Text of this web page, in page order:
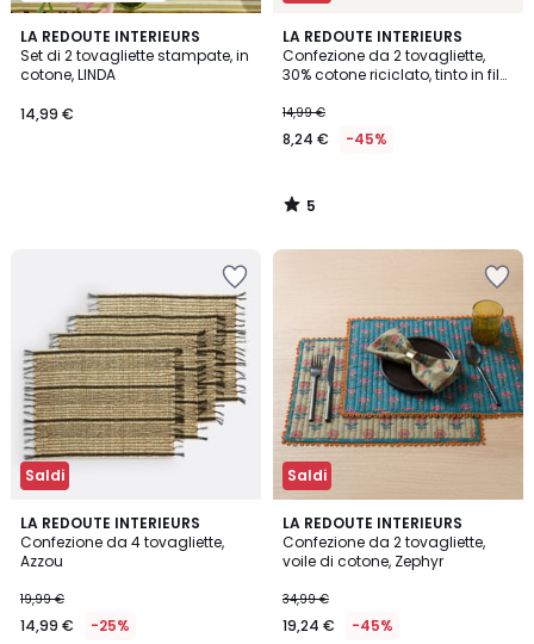
LA REDOUTE INTERIEURS
Set di 2 tovagliette stampate, in
cotone, LINDA
14,99 €
LA REDOUTE INTERIEURS
Confezione da 2 tovagliette,
30% cotone riciclato, tinto in filo,
14,99 €
8,24 € -45%
5
/
5
5
/
Saldi
LA REDOUTE INTERIEURS
Confezione da 4 tovagliette,
Azzou
19,99 €
14,99 € -25%
4,4
/ 5
Saldi
LA REDOUTE INTERIEURS
Confezione da 2 tovagliette,
voile di cotone, Zephyr
34,99 €
19,24 € -45%
1
/
5